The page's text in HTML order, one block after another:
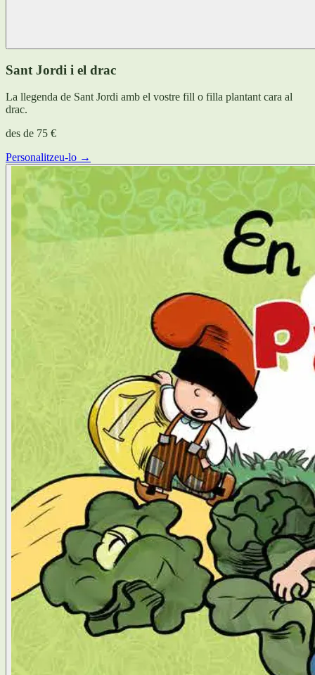
Sant Jordi i el drac
La llegenda de Sant Jordi amb el vostre fill o filla plantant cara al
drac.
des de 75 €
Personalitzeu-lo →